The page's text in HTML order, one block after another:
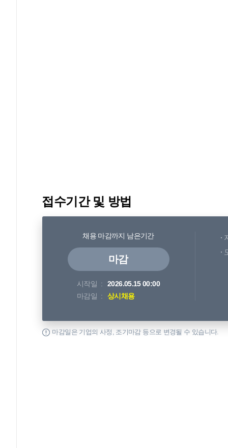
접수기간 및 방법
채용 마감까지 남은기간
마감
시작일
2026.05.15 00:00
마감일
상시채용
마감일은 기업의 사정, 조기마감 등으로 변경될 수 있습니다.